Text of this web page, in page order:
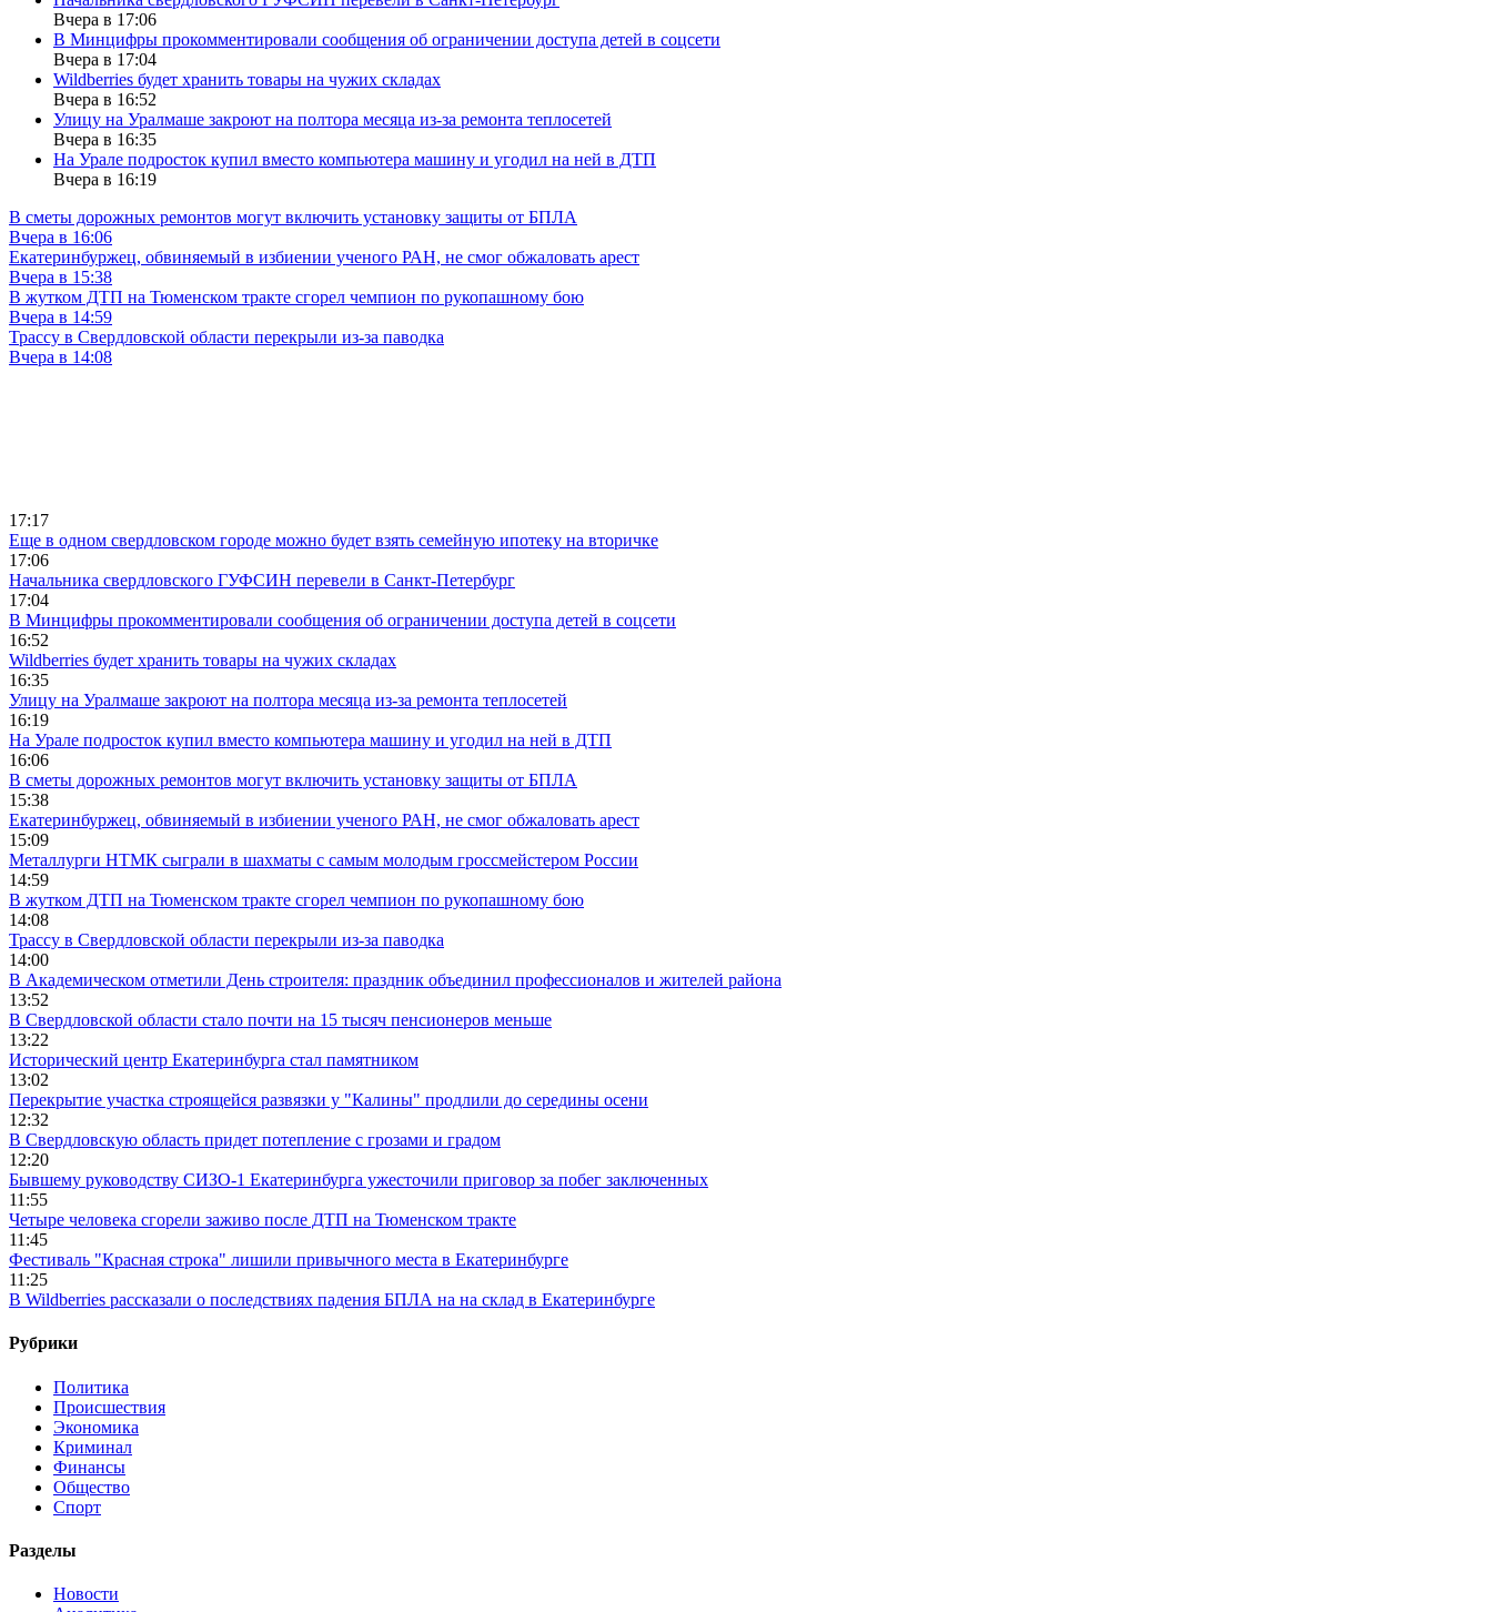
Вчера в 17:06
В Минцифры прокомментировали сообщения об ограничении доступа детей в соцсети
Вчера в 17:04
Wildberries будет хранить товары на чужих складах
Вчера в 16:52
Улицу на Уралмаше закроют на полтора месяца из-за ремонта теплосетей
Вчера в 16:35
На Урале подросток купил вместо компьютера машину и угодил на ней в ДТП
Вчера в 16:19
В сметы дорожных ремонтов могут включить установку защиты от БПЛА
Вчера в 16:06
Екатеринбуржец, обвиняемый в избиении ученого РАН, не смог обжаловать арест
Вчера в 15:38
В жутком ДТП на Тюменском тракте сгорел чемпион по рукопашному бою
Вчера в 14:59
Трассу в Свердловской области перекрыли из-за паводка
Вчера в 14:08
17:17
Еще в одном свердловском городе можно будет взять семейную ипотеку на вторичке
17:06
Начальника свердловского ГУФСИН перевели в Санкт-Петербург
17:04
В Минцифры прокомментировали сообщения об ограничении доступа детей в соцсети
16:52
Wildberries будет хранить товары на чужих складах
16:35
Улицу на Уралмаше закроют на полтора месяца из-за ремонта теплосетей
16:19
На Урале подросток купил вместо компьютера машину и угодил на ней в ДТП
16:06
В сметы дорожных ремонтов могут включить установку защиты от БПЛА
15:38
Екатеринбуржец, обвиняемый в избиении ученого РАН, не смог обжаловать арест
15:09
Металлурги НТМК сыграли в шахматы с самым молодым гроссмейстером России
14:59
В жутком ДТП на Тюменском тракте сгорел чемпион по рукопашному бою
14:08
Трассу в Свердловской области перекрыли из-за паводка
14:00
В Академическом отметили День строителя: праздник объединил профессионалов и жителей района
13:52
В Свердловской области стало почти на 15 тысяч пенсионеров меньше
13:22
Исторический центр Екатеринбурга стал памятником
13:02
Перекрытие участка строящейся развязки у "Калины" продлили до середины осени
12:32
В Свердловскую область придет потепление с грозами и градом
12:20
Бывшему руководству СИЗО-1 Екатеринбурга ужесточили приговор за побег заключенных
11:55
Четыре человека сгорели заживо после ДТП на Тюменском тракте
11:45
Фестиваль "Красная строка" лишили привычного места в Екатеринбурге
11:25
В Wildberries рассказали о последствиях падения БПЛА на на склад в Екатеринбурге
Рубрики
Политика
Происшествия
Экономика
Криминал
Финансы
Общество
Спорт
Разделы
Новости